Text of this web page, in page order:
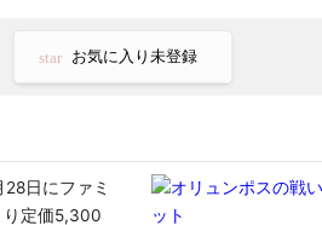
star お気に入り未登録
日にファミ
り定価5,300